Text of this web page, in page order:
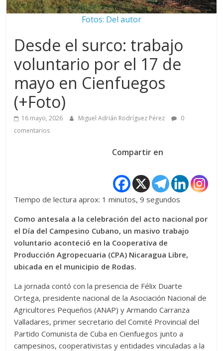
Fotos: Del autor
Desde el surco: trabajo
voluntario por el 17 de
mayo en Cienfuegos
(+Foto)
16 mayo, 2026 Miguel Adrián Rodríguez Pérez
0
comentarios
Compartir en
Tiempo de lectura aprox: 1 minutos, 9 segundos
Como antesala a la celebración del acto nacional por
el Día del Campesino Cubano, un masivo trabajo
voluntario aconteció en la Cooperativa de
Producción Agropecuaria (CPA) Nicaragua Libre,
ubicada en el municipio de Rodas.
La jornada contó con la presencia de Félix Duarte
Ortega, presidente nacional de la Asociación Nacional de
Agricultores Pequeños (ANAP) y Armando Carranza
Valladares, primer secretario del Comité Provincial del
Partido Comunista de Cuba en Cienfuegos junto a
campesinos, cooperativistas y entidades vinculadas a la